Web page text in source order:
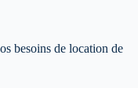
besoins de location de